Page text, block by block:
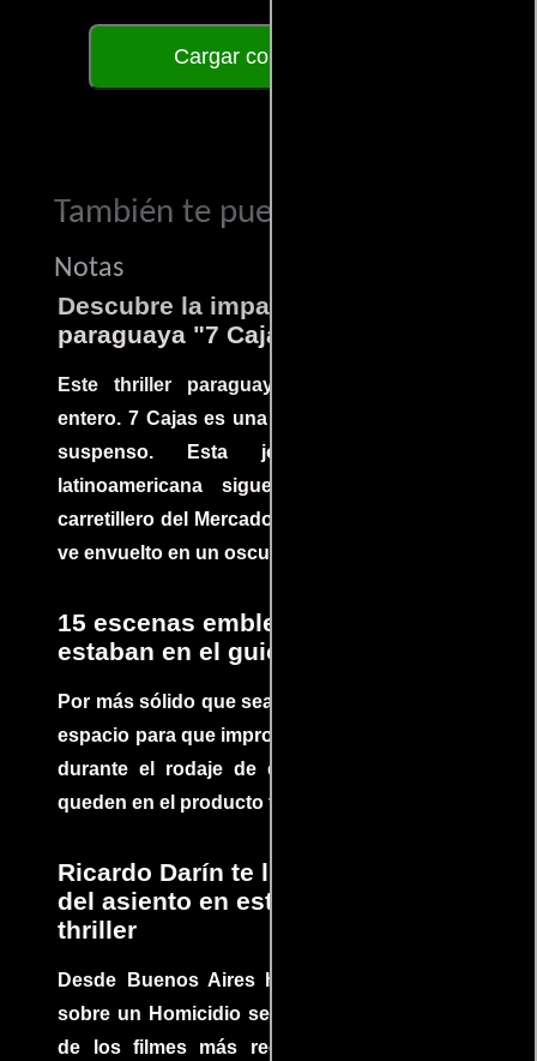
Cargar comentarios
También te puede interesar...
Notas
Descubre la impactante película
paraguaya "7 Cajas"
Este thriller paraguayo cautivó al mundo
entero. 7 Cajas es una explosión de acción y
suspenso. Esta joya cinematográfica
latinoamericana sigue la historia de un
carretillero del Mercado 4 de Asunción que se
ve envuelto en un oscuro mundo de crimen
15 escenas emblemáticas que no
estaban en el guion
Por más sólido que sea un guión siempre hay
espacio para que improvisaciones que se dan
durante el rodaje de determinadas escenas
queden en el producto final.
Ricardo Darín te llevará al borde
del asiento en este increíble
thriller
Desde Buenos Aires hasta el mundo, Tesis
sobre un Homicidio se ha convertido en uno
de los filmes más recomendados del cine